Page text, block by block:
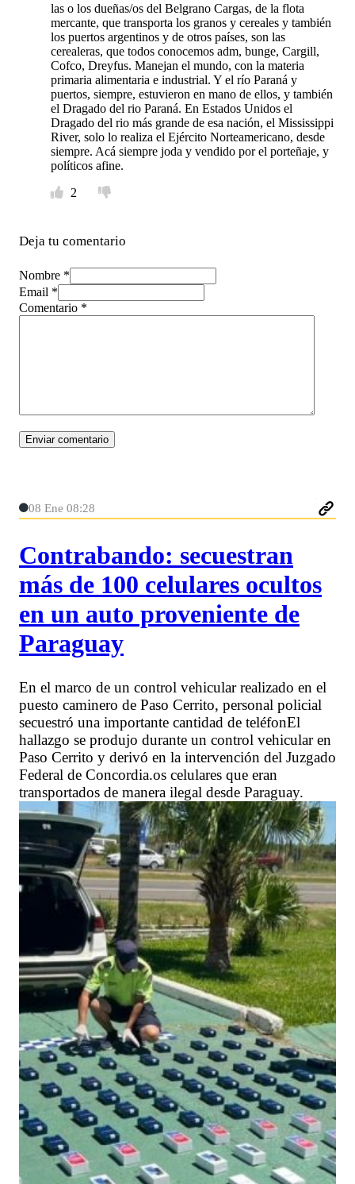
las o los dueñas/os del Belgrano Cargas, de la flota
mercante, que transporta los granos y cereales y también
los puertos argentinos y de otros países, son las
cerealeras, que todos conocemos adm, bunge, Cargill,
Cofco, Dreyfus. Manejan el mundo, con la materia
primaria alimentaria e industrial. Y el río Paraná y
puertos, siempre, estuvieron en mano de ellos, y también
el Dragado del rio Paraná. En Estados Unidos el
Dragado del rio más grande de esa nación, el Mississippi
River, solo lo realiza el Ejército Norteamericano, desde
siempre. Acá siempre joda y vendido por el porteñaje, y
políticos afine.
2
Deja tu comentario
Nombre *
Email *
Comentario *
08 Ene 08:28
Contrabando: secuestran
más de 100 celulares ocultos
en un auto proveniente de
Paraguay
En el marco de un control vehicular realizado en el
puesto caminero de Paso Cerrito, personal policial
secuestró una importante cantidad de teléfonEl
hallazgo se produjo durante un control vehicular en
Paso Cerrito y derivó en la intervención del Juzgado
Federal de Concordia.os celulares que eran
transportados de manera ilegal desde Paraguay.